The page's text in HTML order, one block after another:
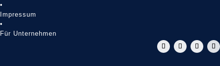
•
Impressum
•
Für Unternehmen